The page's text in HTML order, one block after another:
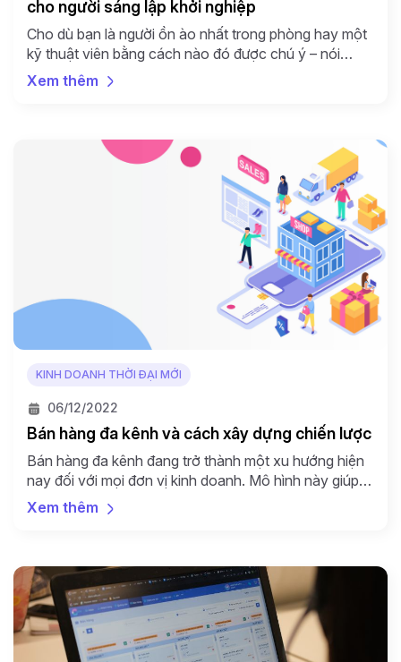
cho người sáng lập khởi nghiệp
Cho dù bạn là người ồn ào nhất trong phòng hay một
kỹ thuật viên bằng cách nào đó được chú ý – nói
chuyện với khách hàng đòi hỏi nhiều thứ hơn là chỉ trả
lời email. Nhưng ai có thời gian chứ? Bạn là người
Xem thêm
KINH DOANH THỜI ĐẠI MỚI
06/12/2022
Bán hàng đa kênh và cách xây dựng chiến lược
Bán hàng đa kênh đang trở thành một xu hướng hiện
nay đối với mọi đơn vị kinh doanh. Mô hình này giúp
tăng độ phủ của sản phẩm, tiếp cận nhiều khách hàng
hơn, từ đó tăng doanh số. Tuy nhiên, để tìm được một
Xem thêm